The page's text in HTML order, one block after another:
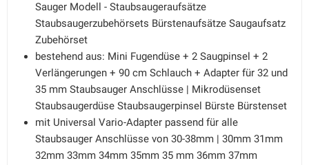
Sauger Modell - Staubsaugeraufsätze
Staubsaugerzubehörsets Bürstenaufsätze Saugaufsatz
Zubehörset
bestehend aus: Mini Fugendüse + 2 Saugpinsel + 2
Verlängerungen + 90 cm Schlauch + Adapter für 32 und
35 mm Staubsauger Anschlüsse | Mikrodüsenset
Staubsaugerdüse Staubsaugerpinsel Bürste Bürstenset
mit Universal Vario-Adapter passend für alle
Staubsauger Anschlüsse von 30-38mm | 30mm 31mm
32mm 33mm 34mm 35mm 35 mm 36mm 37mm